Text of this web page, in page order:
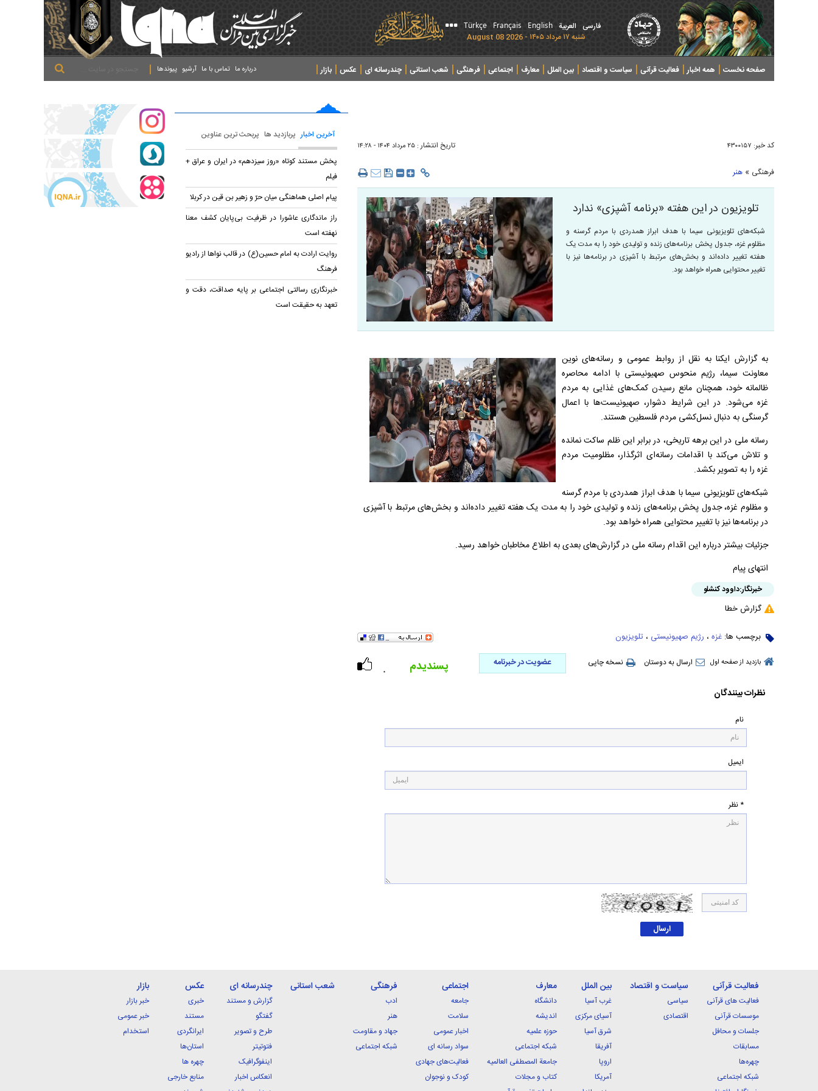
فارسی العربیة English
Français
Türkçe
شنبه ۱۷ مرداد ۱۴۰۵ - 2026 August 08
صفحه نخست همه اخبار فعالیت قرآنی سیاست و اقتصاد بین الملل معارف اجتماعی فرهنگی شعب استانی چندرسانه ای عکس
بازار
پیوندها آرشیو تماس با ما درباره ما
کد خبر: ۴۳۰۰۱۵۷ تاریخ انتشار : ۲۵ مرداد ۱۴۰۴ - ۱۴:۲۸
فرهنگی » هنر
تلویزیون در این هفته «برنامه آشپزی» ندارد
شبکه‌های تلویزیونی سیما با هدف ابراز همدردی با مردم گرسنه و
مظلوم غزه، جدول پخش برنامه‌های زنده و تولیدی خود را به مدت یک
هفته تغییر داده‌اند و بخش‌های مرتبط با آشپزی در برنامه‌ها نیز با
تغییر محتوایی همراه خواهد بود.
به گزارش ایکنا به نقل از روابط عمومی و رسانه‌های نوین
معاونت سیما، رژیم منحوس صهیونیستی با ادامه محاصره
ظالمانه خود، همچنان مانع رسیدن کمک‌های غذایی به مردم
غزه می‌شود. در این شرایط دشوار، صهیونیست‌ها با اعمال
گرسنگی به دنبال نسل‌کشی مردم فلسطین هستند.
رسانه ملی در این برهه تاریخی، در برابر این ظلم ساکت نمانده
و تلاش می‌کند با اقدامات رسانه‌ای اثرگذار، مظلومیت مردم
غزه را به تصویر بکشد.
شبکه‌های تلویزیونی سیما با هدف ابراز همدردی با مردم گرسنه
و مظلوم غزه، جدول پخش برنامه‌های زنده و تولیدی خود را به مدت یک هفته تغییر داده‌اند و بخش‌های مرتبط با آشپزی
در برنامه‌ها نیز با تغییر محتوایی همراه خواهد بود.
جزئیات بیشتر درباره این اقدام رسانه ملی در گزارش‌های بعدی به اطلاع مخاطبان خواهد رسید.
انتهای پیام
خبرنگار:داوود کنشلو
گزارش خطا
برچسب ها: غزه ، رژیم صهیونیستی ، تلویزیون
بازدید از صفحه اول ارسال به دوستان نسخه چاپی عضویت در خبرنامه
۰ پسندیدم
نظرات بینندگان
نام
ایمیل
* نظر
آخرین اخبار پربازدید ها پربحث ترین عناوین
پخش مستند کوتاه «روز سیزدهم» در ایران و عراق +
فیلم
پیام اصلی هماهنگی میان حرّ و زهیر بن قین در کربلا
راز ماندگاری عاشورا در ظرفیت بی‌پایان کشف معنا
نهفته است
روایت ارادت به امام حسین(ع) در قالب نواها از رادیو
فرهنگ
خبرنگاری رسالتی اجتماعی بر پایه صداقت، دقت و
تعهد به حقیقت است
فعالیت قرآنی
فعالیت های قرآنی
موسسات قرآنی
جلسات و محافل
مسابقات
چهره‌ها
شبکه اجتماعی
سیاست و اقتصاد
سیاسی
اقتصادی
بین الملل
غرب آسیا
آسیای مرکزی
شرق آسیا
آفریقا
اروپا
آمریکا
معارف
دانشگاه
اندیشه
حوزه علمیه
شبکه اجتماعی
جامعة المصطفی العالمیه
کتاب و مجلات
اجتماعی
جامعه
سلامت
اخبار عمومی
سواد رسانه ای
فعالیت‌های جهادی
کودک و نوجوان
فرهنگی
ادب
هنر
جهاد و مقاومت
شبکه اجتماعی
شعب استانی چندرسانه ای
گزارش و مستند
گفتگو
طرح و تصویر
فتوتیتر
اینفوگرافیک
انعکاس اخبار
عکس
خبری
مستند
ایرانگردی
استان‌ها
چهره ها
منابع خارجی
بازار
خبر بازار
خبر عمومی
استخدام